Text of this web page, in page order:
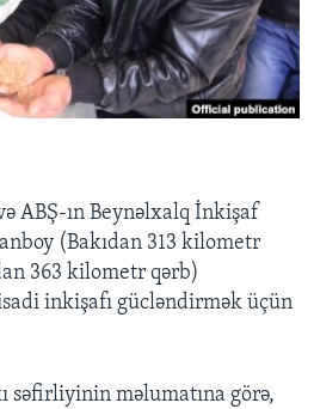
ABŞ-ın Beynəlxalq İnkişaf
(Bakıdan 313 kilometr
363 kilometr qərb)
inkişafı gücləndirmək üçün
səfirliyinin məlumatına görə,